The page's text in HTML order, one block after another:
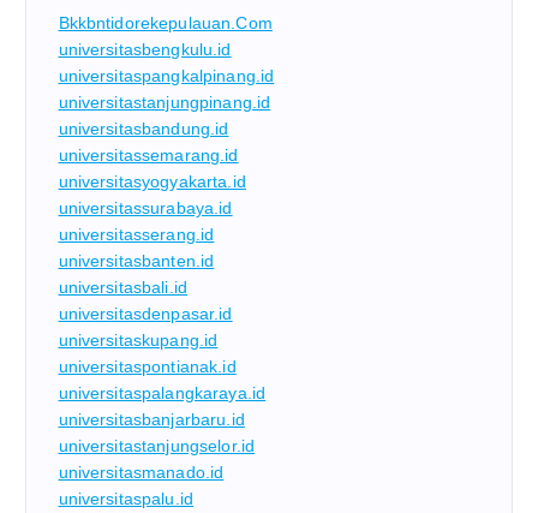
Bkkbntidorekepulauan.com
universitasbengkulu.id
universitaspangkalpinang.id
universitastanjungpinang.id
universitasbandung.id
universitassemarang.id
universitasyogyakarta.id
universitassurabaya.id
universitasserang.id
universitasbanten.id
universitasbali.id
universitasdenpasar.id
universitaskupang.id
universitaspontianak.id
universitaspalangkaraya.id
universitasbanjarbaru.id
universitastanjungselor.id
universitasmanado.id
universitaspalu.id